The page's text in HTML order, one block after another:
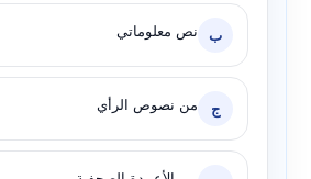
ب نص معلوماتي
ج من نصوص الرأي